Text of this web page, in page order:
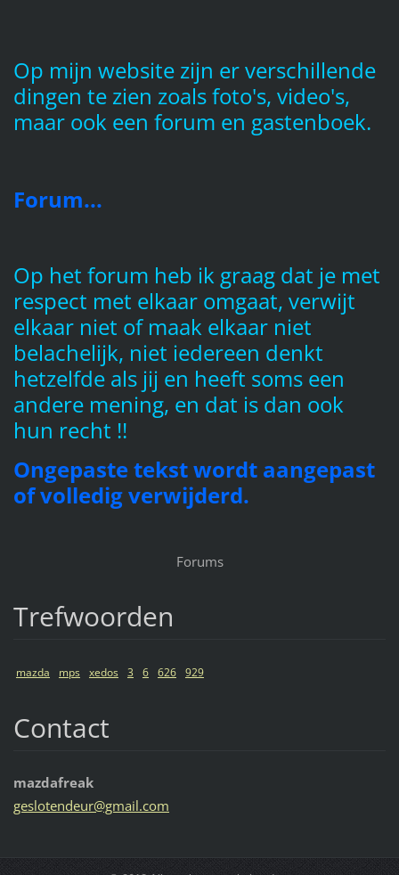
Op mijn website zijn er verschillende
dingen te zien zoals foto's, video's,
maar ook een forum en gastenboek.
Forum...
Op het forum heb ik graag dat je met
respect met elkaar omgaat, verwijt
elkaar niet of maak elkaar niet
belachelijk, niet iedereen denkt
hetzelfde als jij en heeft soms een
andere mening, en dat is dan ook
hun recht !!
Ongepaste tekst wordt aangepast
of volledig verwijderd.
Forums
Trefwoorden
mazda mps xedos 3 6 626 929
Contact
mazdafreak
geslotendeur@gmail.com